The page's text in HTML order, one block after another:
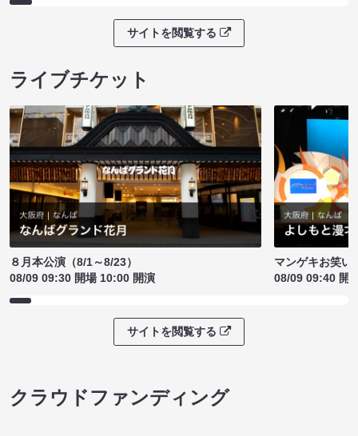
サイトを閲覧する
ライブチケット
８月本公演（8/1～8/23）
08/09 09:30 開場 10:00 開演
マンゲキお笑い
08/09 09:40 開
サイトを閲覧する
クラウドファンディング